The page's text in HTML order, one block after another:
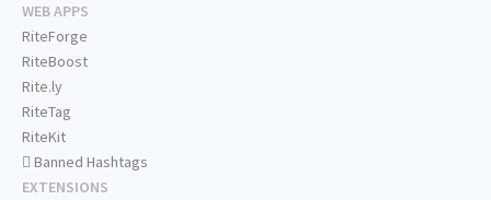
WEB APPS
RiteForge
RiteBoost
Rite.ly
RiteTag
RiteKit
Banned Hashtags
EXTENSIONS